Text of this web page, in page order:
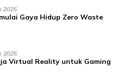
2025
Gaya Hidup Zero Waste
2025
Virtual Reality untuk Gaming